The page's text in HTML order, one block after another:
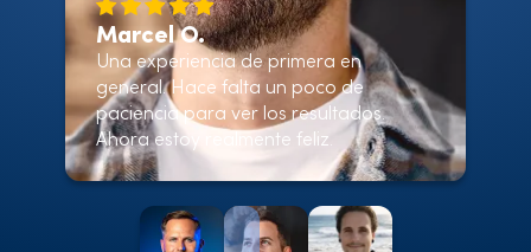
Marcel O.
Una experiencia de primera en
general. Hace falta un poco de
paciencia para ver los resultados.
Ahora estoy realmente feliz.